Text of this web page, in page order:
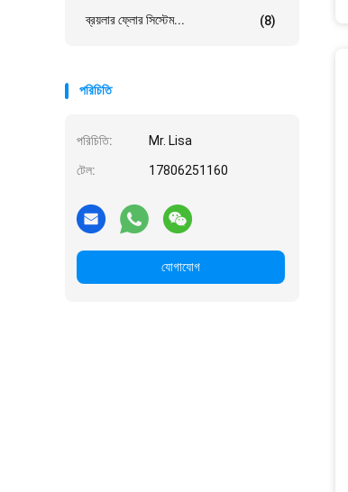
ব্রয়লার ফ্লোর সিস্টেম... (8)
পরিচিতি
পরিচিতি: Mr. Lisa
টেল: 17806251160
যোগাযোগ